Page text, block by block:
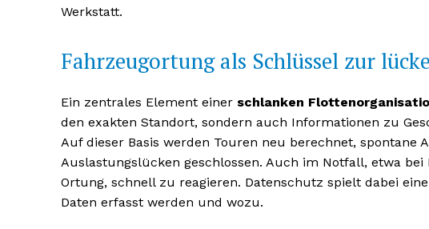
Werkstatt.
Fahrzeugortung als Schlüssel zur
Ein zentrales Element einer schlanken
den exakten Standort, sondern auch Informationen zu
Auf dieser Basis werden Touren neu berechnet, spontane
Auslastungslücken geschlossen. Auch im Notfall, etwa
Ortung, schnell zu reagieren. Datenschutz spielt dabei
Daten erfasst werden und wozu.